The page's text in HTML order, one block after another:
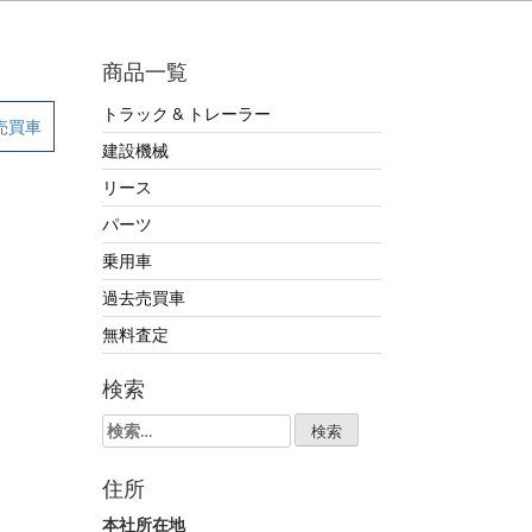
買車
商品一覧
トラック & トレーラー
建設機械
リース
パーツ
乗用車
過去売買車
無料査定
検索
検
索:
住所
本社所在地